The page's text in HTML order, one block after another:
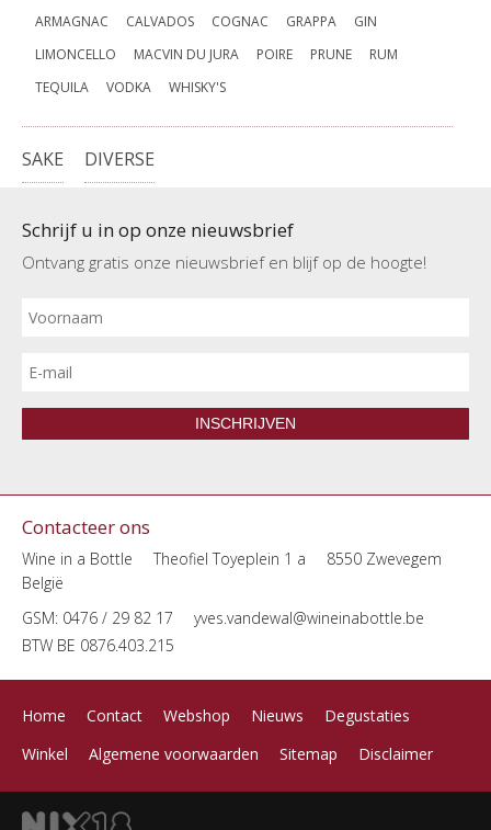
ARMAGNAC CALVADOS COGNAC GRAPPA
GIN
LIMONCELLO
MACVIN DU JURA POIRE PRUNE
RUM
TEQUILA
VODKA WHISKY'S
SAKE DIVERSE
Schrijf u in op onze nieuwsbrief
Ontvang gratis onze nieuwsbrief en blijf op de hoogte!
INSCHRIJVEN
Contacteer ons
Wine in a Bottle Theofiel Toyeplein 1 a
8550 Zwevegem
België
GSM: 0476 / 29 82 17
yves.vandewal@wineinabottle.be
BTW BE 0876.403.215
Home Contact Webshop Nieuws
Degustaties
Winkel
Algemene voorwaarden Sitemap Disclaimer